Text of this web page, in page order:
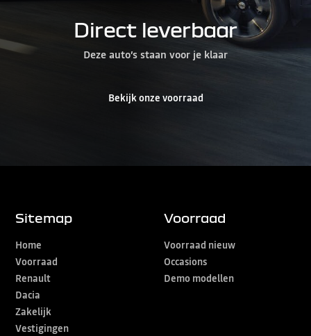
Direct leverbaar
Deze auto’s staan voor je klaar
Bekijk onze voorraad
Sitemap
Home
Voorraad
Renault
Dacia
Zakelijk
Vestigingen
Voorraad
Voorraad nieuw
Occasions
Demo modellen